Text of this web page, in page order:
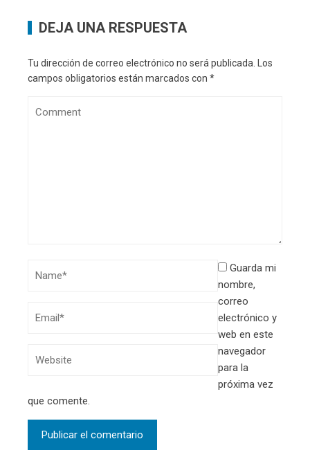
DEJA UNA RESPUESTA
Tu dirección de correo electrónico no será publicada.
Los
campos obligatorios están marcados con *
Guarda mi
nombre,
correo
electrónico y
web en este
navegador
para la
próxima vez
que comente.